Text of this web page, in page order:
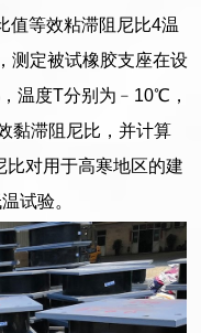
值等效粘滞阻尼比4温
测定被试橡胶支座在设
温度T分别为﹣10℃，
滞阻尼比，并计算
对用于高寒地区的建
试验。